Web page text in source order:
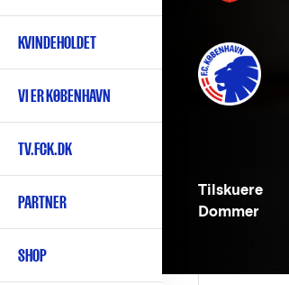
KVINDEHOLDET
VI ER KØBENHAVN
TV.FCK.DK
PARTNER
SHOP
Tilskuere
Dommer